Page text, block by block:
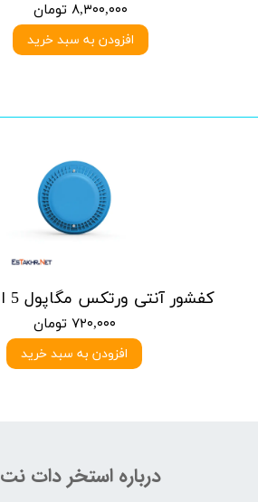
۸,۳۰۰,۰۰۰ تومان
افزودن به سبد خرید
۷۲۰,۰۰۰ تومان
افزودن به سبد خرید
درباره استخر دات نت